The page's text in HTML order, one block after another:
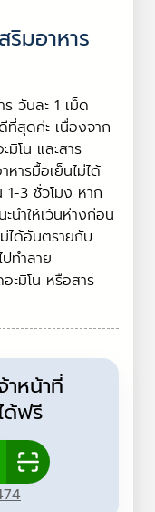
มอาหาร
วันละ 1 เม็ด
ที่สุดค่ะ เนื่องจาก
มิโน และสาร
ารมื้อเย็นไม่ได้
1-3 ชั่วโมง หาก
นำให้เว้นห่างก่อน
ได้อันตรายกับ
ทำลาย
ะมิโน หรือสาร
าหน้าที่
ด้ฟรี